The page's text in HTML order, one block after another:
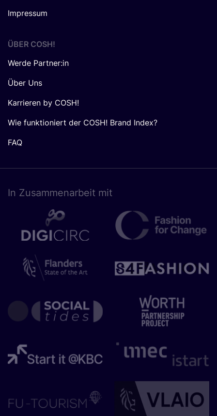
Impressum
ÜBER COSH!
Werde Partner:in
Über Uns
Karrieren by COSH!
Wie funktioniert der COSH! Brand Index?
FAQ
In Zusam­men­ar­beit mit